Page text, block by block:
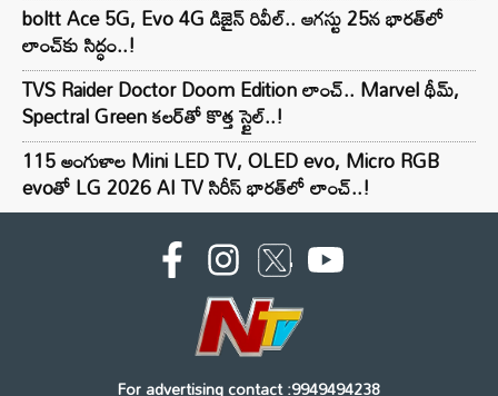
boltt Ace 5G, Evo 4G డిజైన్ రివీల్.. ఆగస్టు 25న భారత్‌లో
లాంచ్‌కు సిద్ధం..!
TVS Raider Doctor Doom Edition లాంచ్.. Marvel థీమ్,
Spectral Green కలర్‌తో కొత్త స్టైల్..!
115 అంగుళాల Mini LED TV, OLED evo, Micro RGB
evoతో LG 2026 AI TV సిరీస్ భారత్‌లో లాంచ్..!
For advertising contact :9949494238